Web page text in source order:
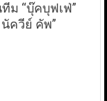
ม “บุ๊คบุฟเฟ่”
ควีย์ คัพ”